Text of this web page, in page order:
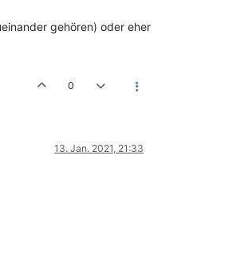
gehören) oder eher
0
13. Jan. 2021, 21:33